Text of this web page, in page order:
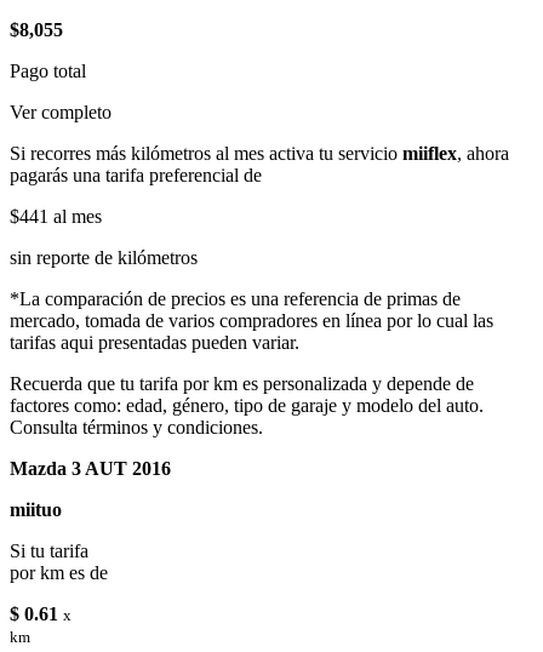
$8,055
Pago total
Ver completo
Si recorres más kilómetros al mes activa tu servicio miiflex, ahora
pagarás una tarifa preferencial de
$441 al mes
sin reporte de kilómetros
*La comparación de precios es una referencia de primas de
mercado, tomada de varios compradores en línea por lo cual las
tarifas aqui presentadas pueden variar.
Recuerda que tu tarifa por km es personalizada y depende de
factores como: edad, género, tipo de garaje y modelo del auto.
Consulta términos y condiciones.
Mazda 3 AUT 2016
miituo
Si tu tarifa
por km es de
$ 0.61 x
km